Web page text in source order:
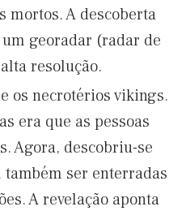
mortos. A descoberta
georadar (radar de
resolução.
os necrotérios vikings.
era que as pessoas
Agora, descobriu-se
ser enterradas
A revelação aponta